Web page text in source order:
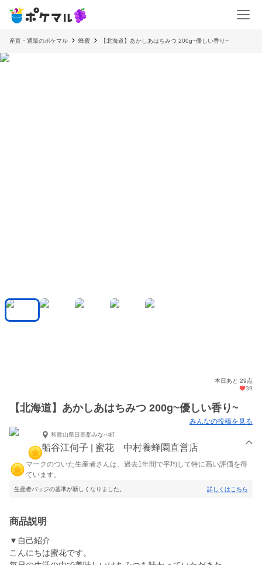
産直・通販のポケマル 蜂蜜 【北海道】あかしあはちみつ 200g~優しい香り~
本日あと 29点
39
【北海道】あかしあはちみつ 200g~優しい香り~
みんなの投稿を見る
和歌山県日高郡みなべ町
船谷江伺子 | 蜜花 中村養蜂園直営店
マークのついた生産者さんは、過去1年間で平均して特に高い評価を得
ています。
生産者バッジの基準が新しくなりました。 詳しくはこちら
商品説明
▼自己紹介
こんにちは蜜花です。